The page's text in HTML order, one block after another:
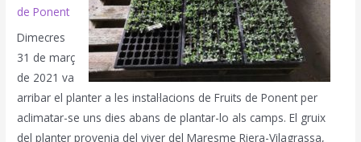
de Ponent
Dimecres
31 de març
de 2021 va
arribar el planter a les instal·lacions de Fruits de Ponent per
aclimatar-se uns dies abans de plantar-lo als camps. El gruix
del planter provenia del viver del Maresme Riera-Vilagrassa,